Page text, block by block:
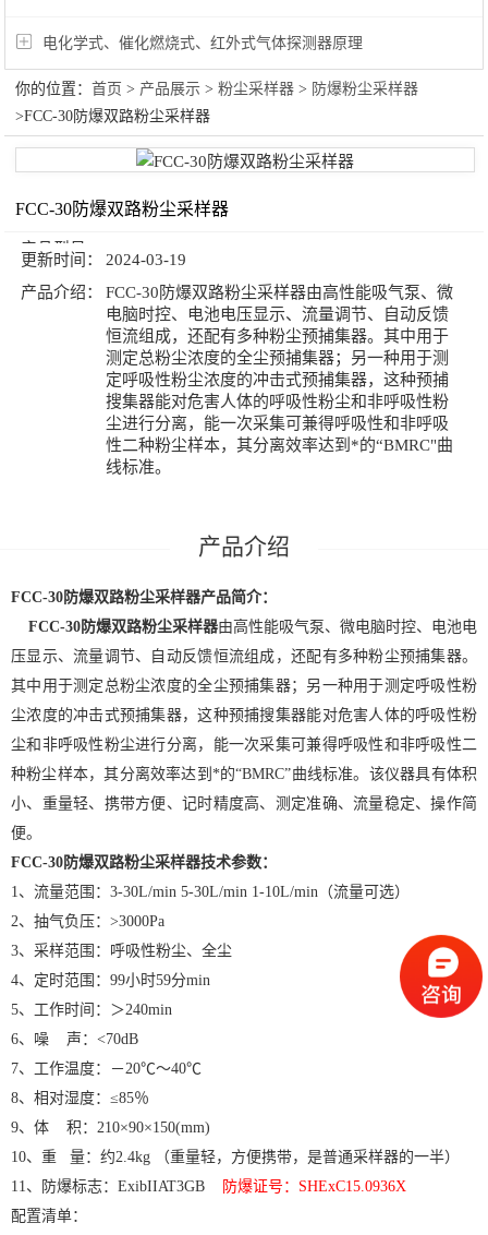
电化学式、催化燃烧式、红外式气体探测器原理
你的位置：首页 > 产品展示 >粉尘采样器 > 防爆粉尘采样器
>FCC-30防爆双路粉尘采样器
FCC-30防爆双路粉尘采样器
产品型号：
更新时间：
2024-03-19
产品介绍：
FCC-30防爆双路粉尘采样器由高性能吸气泵、微
电脑时控、电池电压显示、流量调节、自动反馈
恒流组成，还配有多种粉尘预捕集器。其中用于
测定总粉尘浓度的全尘预捕集器；另一种用于测
定呼吸性粉尘浓度的冲击式预捕集器，这种预捕
搜集器能对危害人体的呼吸性粉尘和非呼吸性粉
尘进行分离，能一次采集可兼得呼吸性和非呼吸
性二种粉尘样本，其分离效率达到*的“BMRC"曲
线标准。
FCC-30防爆双路粉尘采样器产品简介：
FCC-30防爆双路粉尘采样器由高性能吸气泵、微电脑时控、电池电
压显示、流量调节、自动反馈恒流组成，还配有多种粉尘预捕集器。
其中用于测定总粉尘浓度的全尘预捕集器；另一种用于测定呼吸性粉
尘浓度的冲击式预捕集器，这种预捕搜集器能对危害人体的呼吸性粉
尘和非呼吸性粉尘进行分离，能一次采集可兼得呼吸性和非呼吸性二
种粉尘样本，其分离效率达到*的“BMRC”曲线标准。该仪器具有体积
小、重量轻、携带方便、记时精度高、测定准确、流量稳定、操作简
便。
FCC-30防爆双路粉尘采样器技术参数：
1、流量范围：3-30L/min 5-30L/min 1-10L/min（流量可选）
2、抽气负压：>3000Pa
3、采样范围：呼吸性粉尘、全尘
4、定时范围：99小时59分min
5、工作时间：＞240min
6、噪 声：<70dB
7、工作温度：－20℃～40℃
8、相对湿度：≤85％
9、体 积：210×90×150(mm)
10、重 量：约2.4kg （重量轻，方便携带，是普通采样器的一半）
11、防爆标志：ExibIIAT3GB
防爆证号：SHExC15.0936X
配置清单：